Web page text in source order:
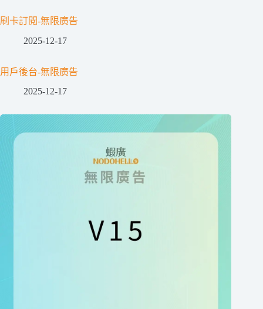
刷卡訂閱-無限廣告
2025-12-17
用戶後台-無限廣告
2025-12-17